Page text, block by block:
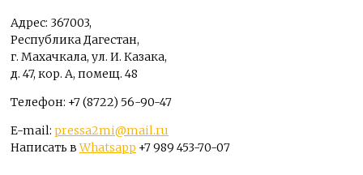
Адрес: 367003,
Республика Дагестан,
г. Махачкала, ул. И. Казака,
д. 47, кор. А, помещ. 48
Телефон: +7 (8722) 56-90-47
E-mail: pressa2mi@mail.ru
Написать вWhatsapp +7 989 453-70-07